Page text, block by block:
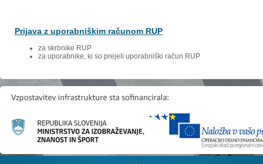
Prijava z uporabniškim računom RUP
za skrbnike RUP
za uporabnike, ki so prejeli uporabniški račun RUP